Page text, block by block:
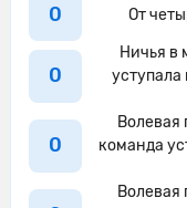
31'
был
31'
Майкл
удар.
31'
Гарри
0 От
0
Ничья в
уступала
0
Волевая
команда
Волевая